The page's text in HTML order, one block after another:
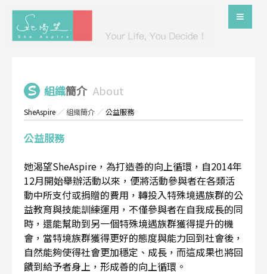
組織簡介 About
SheAspire ／組織簡介 ／公益服務
公益服務
她渴望SheAspire，為打造善的向上循環，自2014年
12月開始舉辦活動以來，便將活動參與者在各類活
動中所支付或捐贈的費用，轉投入特殊境遇族群的公
益教育與技能訓練運用，不僅參與者在自我成長的同
時，還能幫助到另一個特殊境遇族群獲得提升的機
會，當特境族群獲得更好的態度與能力回到社會後，
自然能夠使得社會更加穩定、成長，而這成果也將回
饋到給予者身上，形成善的向上循環。